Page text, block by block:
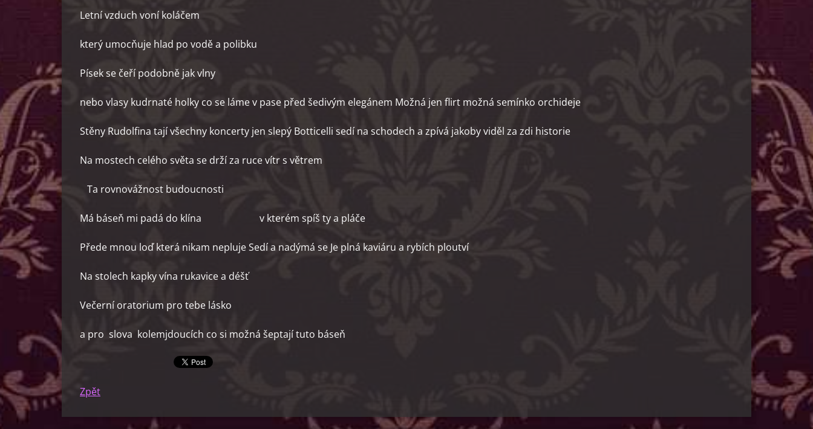
Letní vzduch voní koláčem
který umocňuje hlad po vodě a polibku
Písek se čeří podobně jak vlny
nebo vlasy kudrnaté holky co se láme v pase před šedivým elegánem Možná jen flirt možná semínko orchideje
Stěny Rudolfina tají všechny koncerty jen slepý Botticelli sedí na schodech a zpívá jakoby viděl za zdi historie
Na mostech celého světa se drží za ruce vítr s větrem
Ta rovnovážnost budoucnosti
Má báseň mi padá do klína v kterém spíš ty a pláče
Přede mnou loď která nikam nepluje Sedí a nadýmá se Je plná kaviáru a rybích ploutví
Na stolech kapky vína rukavice a déšť
Večerní oratorium pro tebe lásko
a pro slova kolemjdoucích co si možná šeptají tuto báseň
Zpět